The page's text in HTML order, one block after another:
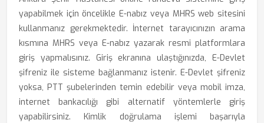
yapabilmek için öncelikle E-nabız veya MHRS web sitesini
kullanmanız gerekmektedir. İnternet tarayıcınızın arama
kısmına MHRS veya E-nabız yazarak resmi platformlara
giriş yapmalısınız. Giriş ekranına ulaştığınızda, E-Devlet
şifreniz ile sisteme bağlanmanız istenir. E-Devlet şifreniz
yoksa, PTT şubelerinden temin edebilir veya mobil imza,
internet bankacılığı gibi alternatif yöntemlerle giriş
yapabilirsiniz. Kimlik doğrulama işlemi başarıyla